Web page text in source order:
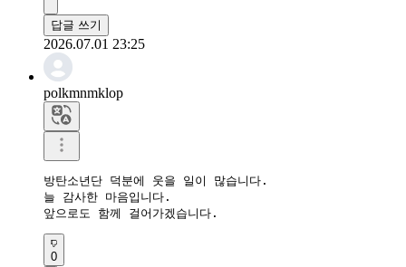
답글 쓰기
2026.07.01 23:25
polkmnmklop
방탄소년단 덕분에 웃을 일이 많습니다.
늘 감사한 마음입니다.
앞으로도 함께 걸어가겠습니다.
0